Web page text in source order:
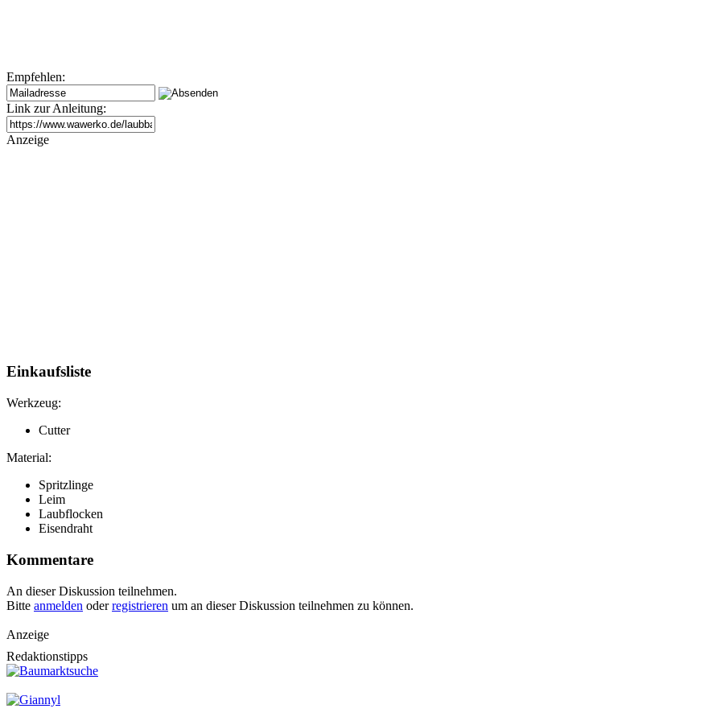
Empfehlen:
Link zur Anleitung:
Anzeige
Einkaufsliste
Werkzeug:
Cutter
Material:
Spritzlinge
Leim
Laubflocken
Eisendraht
Kommentare
An dieser Diskussion teilnehmen.
Bitte anmelden oderregistrieren um an dieser Diskussion teilnehmen zu können.
Anzeige
Redaktionstipps